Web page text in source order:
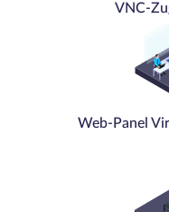
VNC-
Web-Panel